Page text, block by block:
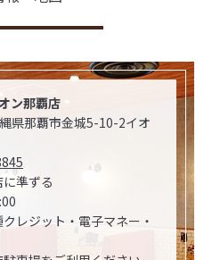
ン那覇店
県那覇市金城5-10-2イオ
に準ずる
レジット・電子マネー・